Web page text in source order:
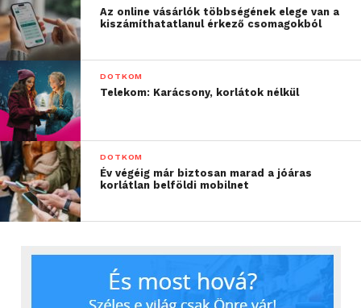
Az online vásárlók többségének elege van a
kiszámíthatatlanul érkező csomagokból
DOTKOM
Telekom: Karácsony, korlátok nélkül
DOTKOM
Év végéig már biztosan marad a jóáras
korlátlan belföldi mobilnet